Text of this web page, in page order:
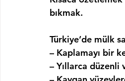
bıkmak.
Türkiye’de mülk
– Kaplamayı bir
– Yıllarca